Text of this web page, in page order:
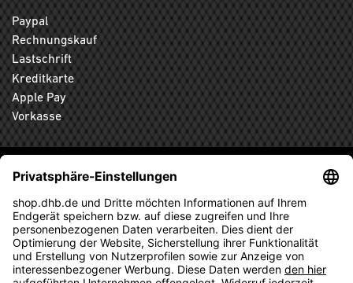
Paypal
Rechnungskauf
Lastschrift
Kreditkarte
Apple Pay
Vorkasse
ABONNIEREN SIE DEN KOSTENLOSEN DHB-FANSHOP
NEWSLETTER UND VERPASSEN SIE KEINE NEUIGKEIT ODER
AKTION MEHR.
ANMELDEN